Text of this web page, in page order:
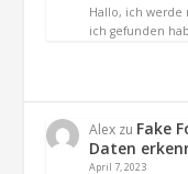
Hallo, ich werde
ich gefunden
Alex zu Fake
Daten
April 7, 2023